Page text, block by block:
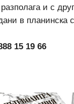
и с
в планинска
15 19 66